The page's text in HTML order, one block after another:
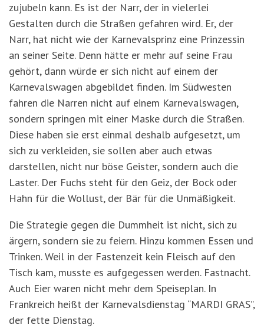
zujubeln kann. Es ist der Narr, der in vielerlei
Gestalten durch die Straßen gefahren wird. Er, der
Narr, hat nicht wie der Karnevalsprinz eine Prinzessin
an seiner Seite. Denn hätte er mehr auf seine Frau
gehört, dann würde er sich nicht auf einem der
Karnevalswagen abgebildet finden. Im Südwesten
fahren die Narren nicht auf einem Karnevalswagen,
sondern springen mit einer Maske durch die Straßen.
Diese haben sie erst einmal deshalb aufgesetzt, um
sich zu verkleiden, sie sollen aber auch etwas
darstellen, nicht nur böse Geister, sondern auch die
Laster. Der Fuchs steht für den Geiz, der Bock oder
Hahn für die Wollust, der Bär für die Unmäßigkeit.
Die Strategie gegen die Dummheit ist nicht, sich zu
ärgern, sondern sie zu feiern. Hinzu kommen Essen und
Trinken. Weil in der Fastenzeit kein Fleisch auf den
Tisch kam, musste es aufgegessen werden. Fastnacht.
Auch Eier waren nicht mehr dem Speiseplan. In
Frankreich heißt der Karnevalsdienstag “MARDI GRAS”,
der fette Dienstag.